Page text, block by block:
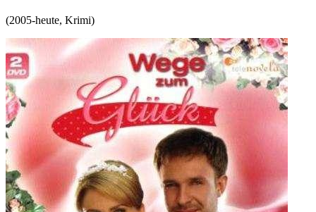
(2005-heute, Krimi)